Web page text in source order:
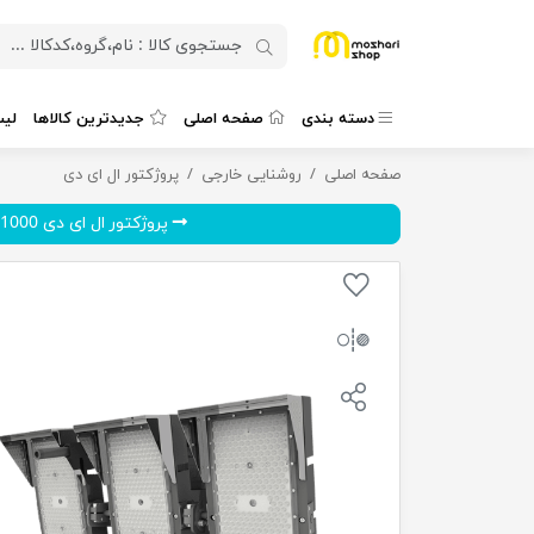
دسته بندی صفحه اصلی جدیدترین کالاها
صفحه اصلی روشنایی خارجی پروژکتور ال ای دی پروژکتور ال ای دی فراز ۹۰۰ وات
پروژکتور ال ای دی 1000 وات ...